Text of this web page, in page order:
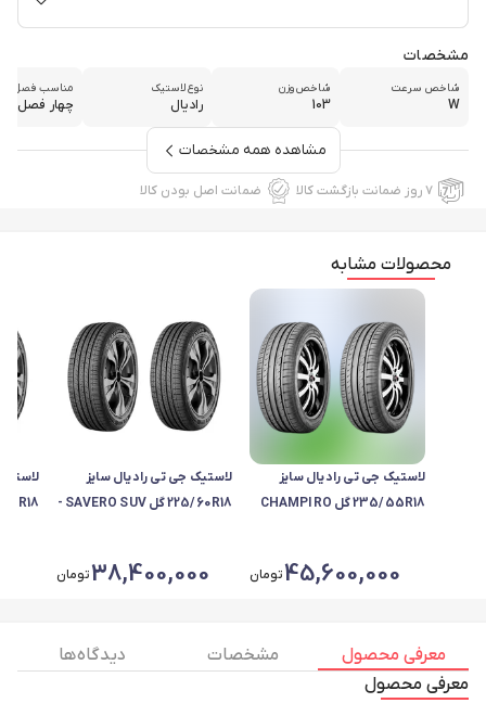
مشخصات
شاخص سرعت
W
شاخص وزن
103
نوع لاستیک
رادیال
مناسب فصل
چهار فصل
مشاهده همه مشخصات
۷ روز ضمانت بازگشت کالا ضمانت اصل بودن کالا
محصولات مشابه
لاستیک جی تی رادیال سایز
235/55R18 گل CHAMPIRO
45,600,000تومان
لاستیک جی تی رادیال سایز
225/60R18 گل SAVERO SUV -
38,400,000تومان
معرفی محصول مشخصات
دیدگاه ها
معرفی محصول